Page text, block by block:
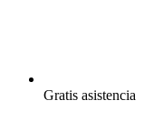
Gratis asistencia